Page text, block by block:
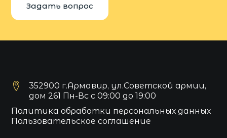
Задать вопрос
352900 г.Армавир, ул.Советской армии,
дом 261 Пн-Вс с 09:00 до 19:00
Политика обработки персональных данных
Пользовательское соглашение